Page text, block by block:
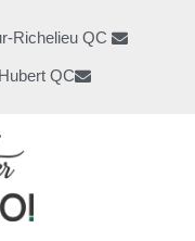
Richelieu QC
QC